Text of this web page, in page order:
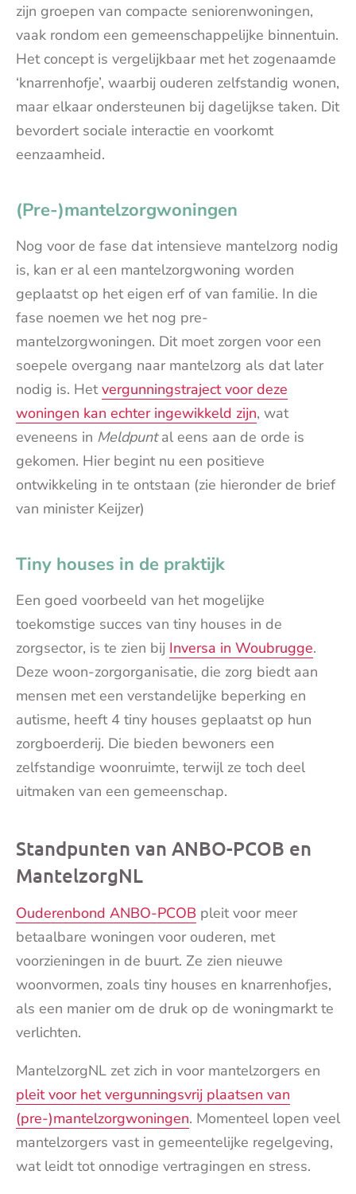
zijn groepen van compacte seniorenwoningen,
vaak rondom een gemeenschappelijke binnentuin.
Het concept is vergelijkbaar met het zogenaamde
‘knarrenhofje’, waarbij ouderen zelfstandig wonen,
maar elkaar ondersteunen bij dagelijkse taken. Dit
bevordert sociale interactie en voorkomt
eenzaamheid.
(Pre-)mantelzorgwoningen
Nog voor de fase dat intensieve mantelzorg nodig
is, kan er al een mantelzorgwoning worden
geplaatst op het eigen erf of van familie. In die
fase noemen we het nog pre-
mantelzorgwoningen. Dit moet zorgen voor een
soepele overgang naar mantelzorg als dat later
nodig is. Hetvergunningstraject voor deze
woningen kan echter ingewikkeld zijn, wat
eveneens in Meldpuntal eens aan de orde is
gekomen. Hier begint nu een positieve
ontwikkeling in te ontstaan (zie hieronder de brief
van minister Keijzer)
Tiny houses in de praktijk
Een goed voorbeeld van het mogelijke
toekomstige succes van tiny houses in de
zorgsector, is te zien bij Inversa in Woubrugge.
Deze woon-zorgorganisatie, die zorg biedt aan
mensen met een verstandelijke beperking en
autisme, heeft 4 tiny houses geplaatst op hun
zorgboerderij. Die bieden bewoners een
zelfstandige woonruimte, terwijl ze toch deel
uitmaken van een gemeenschap.
Standpunten van ANBO-PCOB en
MantelzorgNL
Ouderenbond ANBO-PCOB pleit voor meer
betaalbare woningen voor ouderen, met
voorzieningen in de buurt. Ze zien nieuwe
woonvormen, zoals tiny houses en knarrenhofjes,
als een manier om de druk op de woningmarkt te
verlichten.
MantelzorgNL zet zich in voor mantelzorgers en
pleit voor het vergunningsvrij plaatsen van
(pre-)mantelzorgwoningen. Momenteel lopen veel
mantelzorgers vast in gemeentelijke regelgeving,
wat leidt tot onnodige vertragingen en stress.